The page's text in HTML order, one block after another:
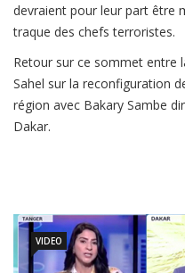
devraient pour leur part être
traque des chefs terroristes.
Retour sur ce sommet entre
Sahel sur la reconfiguration
région avec Bakary Sambe
Dakar.
VIDEO